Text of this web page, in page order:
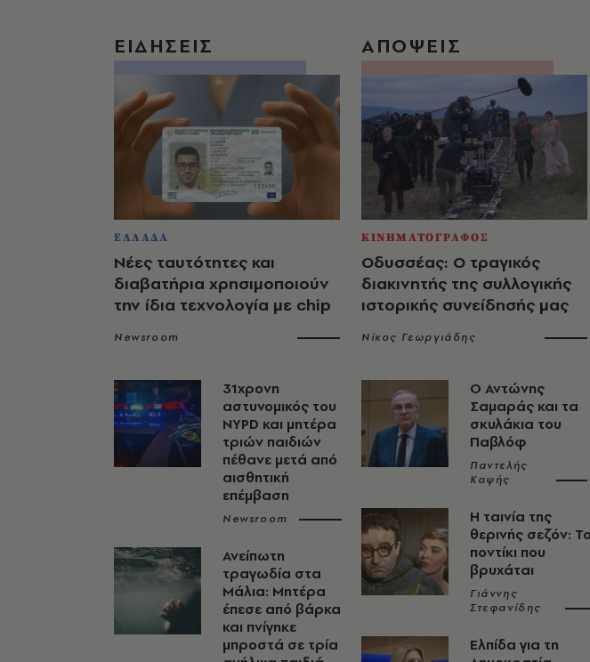
ΕΙΔΗΣΕΙΣ
ΕΛΛΑΔΑ
Νέες ταυτότητες και
διαβατήρια χρησιμοποιούν
την ίδια τεχνολογία με chip
Newsroom
31χρονη
αστυνομικός του
NYPD και μητέρα
τριών παιδιών
πέθανε μετά από
αισθητική
επέμβαση
Newsroom
Ανείπωτη
τραγωδία στα
Μάλια: Μητέρα
έπεσε από βάρκα
και πνίγηκε
μπροστά σε τρία
ΑΠΟΨΕΙΣ
ΚΙΝΗΜΑΤΟΓΡΑΦΟΣ
Οδυσσέας: Ο τραγικός
διακινητής της συλλογικής
ιστορικής συνείδησής μας
Νίκος Γεωργιάδης
Ο Αντώνης
Σαμαράς και τα
σκυλάκια του
Παβλόφ
Παντελής
Καψής
Η ταινία της
θερινής σεζόν: Το
ποντίκι που
βρυχάται
Γιάννης
Στεφανίδης
Ελπίδα για τη